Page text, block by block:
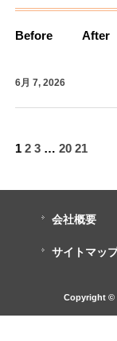
6月 7, 2026
1 2 3 … 20 21
会社概要
サイトマッ
Copyright ©